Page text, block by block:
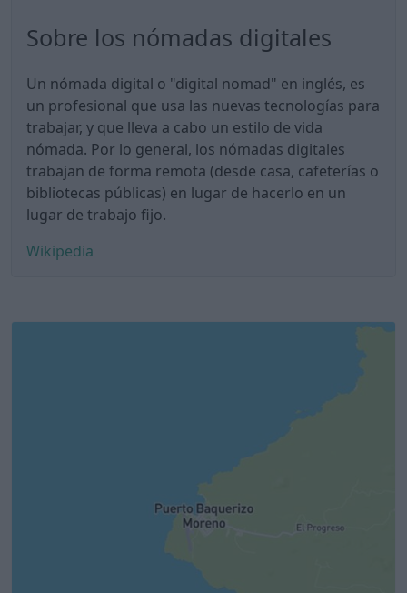
Sobre los nómadas digitales
Un nómada digital o "digital nomad" en inglés, es
un profesional que usa las nuevas tecnologías para
trabajar, y que lleva a cabo un estilo de vida
nómada. Por lo general, los nómadas digitales
trabajan de forma remota (desde casa, cafeterías o
bibliotecas públicas) en lugar de hacerlo en un
lugar de trabajo fijo.
Wikipedia